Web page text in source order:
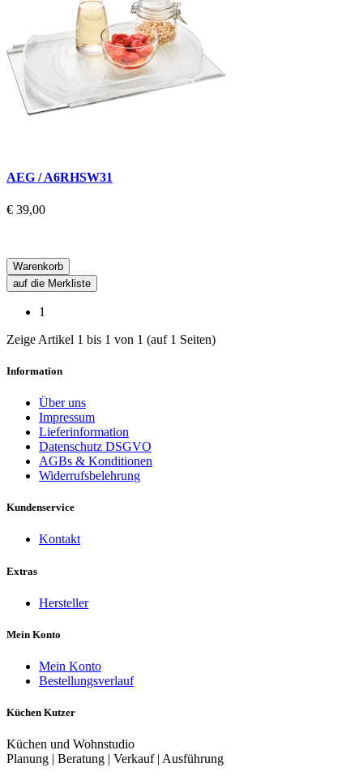
AEG / A6RHSW31
€ 39,00
Warenkorb
auf die Merkliste
1
Zeige Artikel 1 bis 1 von 1 (auf 1 Seiten)
Information
Über uns
Impressum
Lieferinformation
Datenschutz DSGVO
AGBs & Konditionen
Widerrufsbelehrung
Kundenservice
Kontakt
Extras
Hersteller
Mein Konto
Mein Konto
Bestellungsverlauf
Küchen Kutzer
Küchen und Wohnstudio
Planung | Beratung | Verkauf | Ausführung